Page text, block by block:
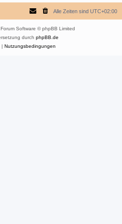
Alle Zeiten sind UTC+02:00
Software © phpBB Limited
durch phpBB.de
| Nutzungsbedingungen